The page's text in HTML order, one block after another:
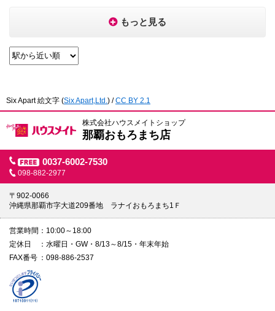
もっと見る
Six Apart 絵文字 (Six Apart,Ltd.) /CC BY 2.1
株式会社ハウスメイトショップ
那覇おもろまち店
0037-6002-7530
098-882-2977
〒902-0066
沖縄県那覇市字大道209番地 ラナイおもろまち1Ｆ
営業時間
10:00～18:00
定休日
水曜日・GW・8/13～8/15・年末年始
FAX番号
098-886-2537